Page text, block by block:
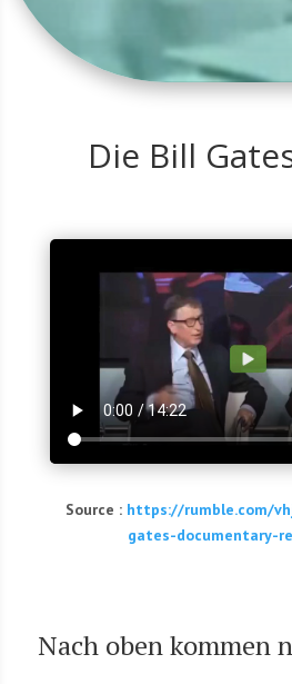
Die Bill
Source : https://rumble.com/
gates-documentary-
Nach oben kom­men